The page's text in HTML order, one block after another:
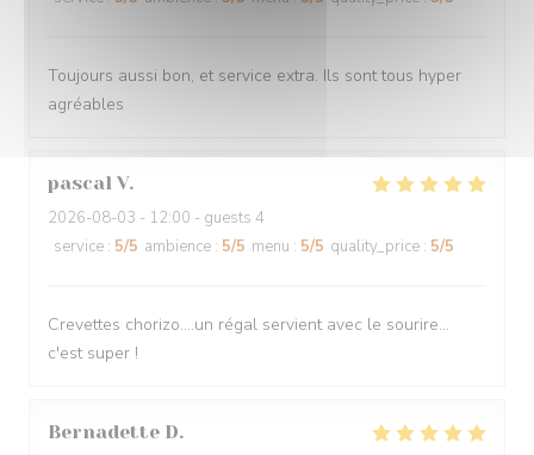
Toujours aussi bon, et service extra. Ils sont tous hyper
agréables
pascal V
2026-08-03 - 12:00 - guests 4
service : 5/5 ambience : 5/5 menu : 5/5 quality_price : 5/5
Crevettes chorizo....un régal servient avec le sourire...
c'est super !
Bernadette D